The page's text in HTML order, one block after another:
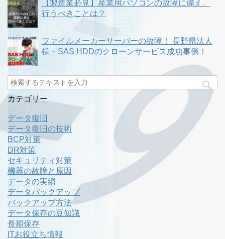
【製造業必見】産業用パソコンの故障に備え、
行うべきことは？
ファイルメーカーサーバーの故障！ 長野県法人
様・SAS HDDのクローンサービス成功事例！
カテゴリー
データ復旧
データ復旧の技術
BCP対策
DR対策
セキュリティ対策
機器の故障と原因
データの実績
データバックアップ
バックアップ方法
データ保存の豆知識
長期保存
ITお役立ち情報